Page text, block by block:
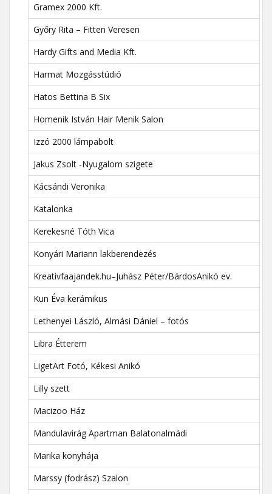
Gramex 2000 Kft.
Győry Rita – Fitten Veresen
Hardy Gifts and Media Kft.
Harmat Mozgásstúdió
Hatos Bettina B Six
Homenik István Hair Menik Salon
Izzó 2000 lámpabolt
Jakus Zsolt -Nyugalom szigete
Kácsándi Veronika
Katalonka
Kerekesné Tóth Vica
Konyári Mariann lakberendezés
Kreativfaajandek.hu–Juhász Péter/BárdosAnikó ev.
Kun Éva kerámikus
Lethenyei László, Almási Dániel – fotós
Libra Étterem
LigetArt Fotó, Kékesi Anikó
Lilly szett
Macizoo Ház
Mandulavirág Apartman Balatonalmádi
Marika konyhája
Marssy (fodrász) Szalon